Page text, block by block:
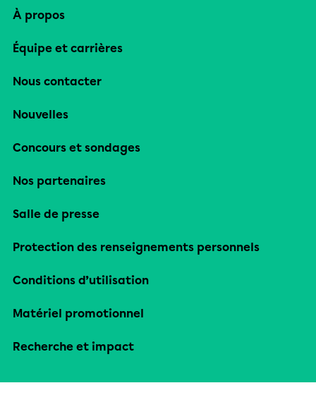
À propos
Équipe et carrières
Nous contacter
Nouvelles
Concours et sondages
Nos partenaires
Salle de presse
Protection des renseignements personnels
Conditions d’utilisation
Matériel promotionnel
Recherche et impact